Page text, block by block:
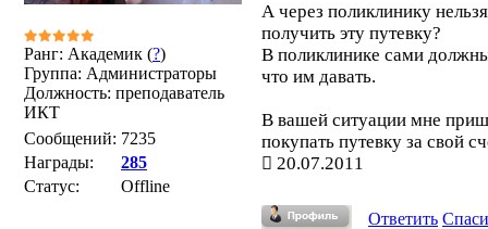
Ранг: Академик (?)
Группа: Администраторы
Должность: преподаватель
ИКТ
Сообщений: 7235
Награды:
285
Статус:
Offline
А через поликлинику нельзя
получить эту путевку?
В поликлинике сами
что им давать.
В вашей ситуации мне
покупать путевку за свой
20.07.2011
Ответить